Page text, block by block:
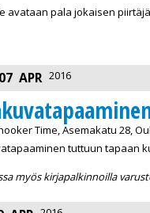
avataan pala jokaisen
07 APR 2016
Time, Asemakatu 28,
tuttuun tapaan
myös kirjapalkinnoilla